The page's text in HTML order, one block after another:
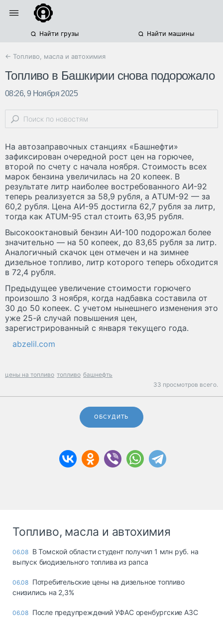
Найти грузы Найти машины
← Топливо, масла и автохимия
Топливо в Башкирии снова подорожало
08:26, 9 Ноября 2025
На автозаправочных станциях «Башнефти»
зафиксирован очередной рост цен на горючее,
второй по счету с начала ноября. Стоимость всех
марок бензина увеличилась на 20 копеек. В
результате литр наиболее востребованного АИ-92
теперь реализуется за 58,9 рубля, а АTUM-92 — за
60,2 рубля. Цена АИ-95 достигла 62,7 рубля за литр,
тогда как ATUM-95 стал стоить 63,95 рубля.
Высокооктановый бензин АИ-100 подорожал более
значительно — на 50 копеек, до 83,65 рубля за литр.
Аналогичный скачок цен отмечен и на зимнее
дизельное топливо, литр которого теперь обходится
в 72,4 рубля.
Предыдущее увеличение стоимости горючего
произошло 3 ноября, когда надбавка составила от
30 до 50 копеек. С учетом нынешнего изменения это
уже 25-й случай повышения цен,
зарегистрированный с января текущего года.
abzelil.com
цены на топливо топливо башнефть
33 просмотров всего.
ОБСУДИТЬ
Топливо, масла и автохимия
06.08 В Томской области студент получил 1 млн руб. на
выпуск биодизельного топлива из рапса
06.08 Потребительские цены на дизельное топливо
снизились на 2,3%
06.08 После предупреждений УФАС оренбургские АЗС